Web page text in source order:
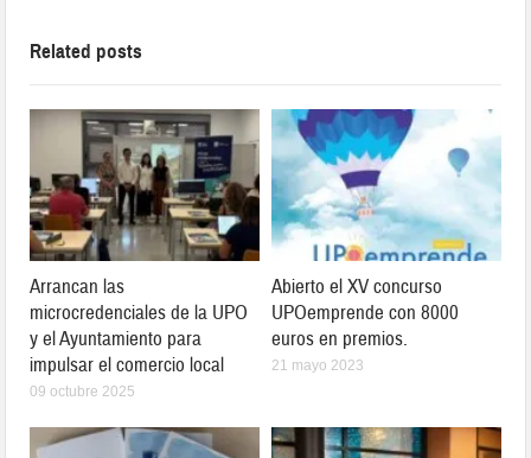
Related posts
Arrancan las
microcredenciales de la UPO
y el Ayuntamiento para
impulsar el comercio local
09 octubre 2025
Abierto el XV concurso
UPOemprende con 8000
euros en premios.
21 mayo 2023